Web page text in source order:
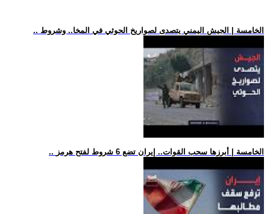
.. الخامسة | الجيش اليمني يتصدى لصواريخ الحوثي في المخا.. وشروط
.. الخامسة | أبرزها سحب القوات.. إيران تضع 6 شروط لفتح هرمز